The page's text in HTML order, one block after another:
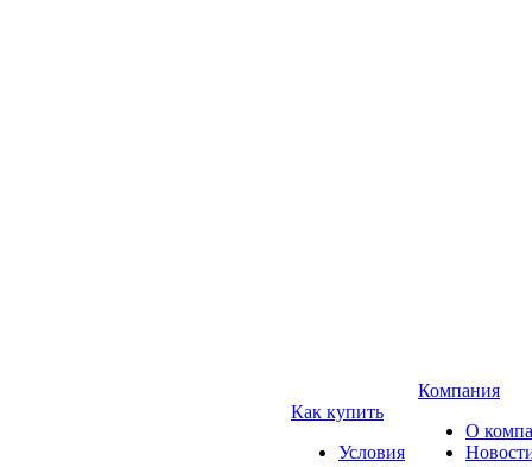
Как купить
Условия
Компания
О